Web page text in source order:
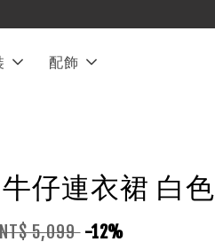
配飾
牛仔連衣裙 白色
NT$ 5,099 -12%